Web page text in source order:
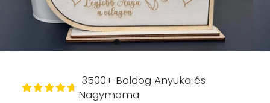
3500+ Boldog Anyuka és
Nagymama